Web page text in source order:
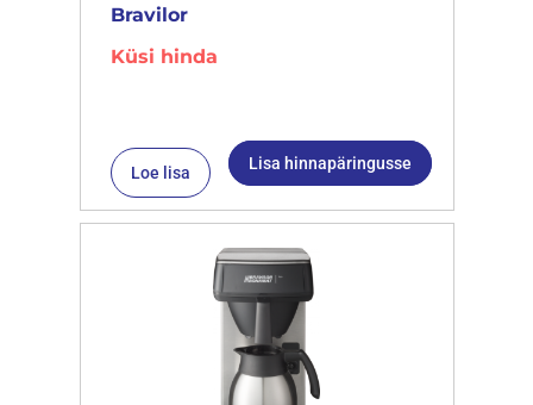
Bravilor
Küsi hinda
Loe lisa Lisa hinnapäringusse